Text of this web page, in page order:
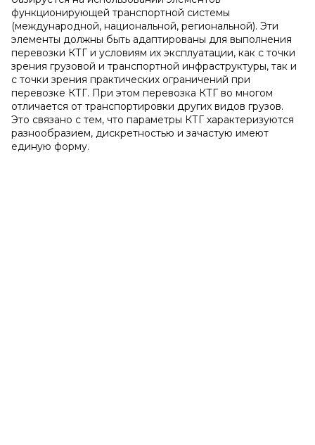
функционирующей транспортной системы
(международной, национальной, региональной). Эти
элементы должны быть адаптированы для выполнения
перевозки КТГ и условиям их эксплуатации, как с точки
зрения грузовой и транспортной инфраструктуры, так и
с точки зрения практических ограничений при
перевозке КТГ. При этом перевозка КТГ во многом
отличается от транспортировки других видов грузов.
Это связано с тем, что параметры КТГ характеризуются
разнообразием, дискретностью и зачастую имеют
единую форму.